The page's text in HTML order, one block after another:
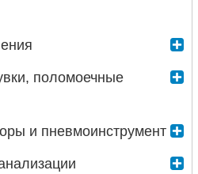
поломоечные
и пневмоинструмент